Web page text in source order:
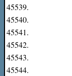
45539.
45540.
45541.
45542.
45543.
45544.